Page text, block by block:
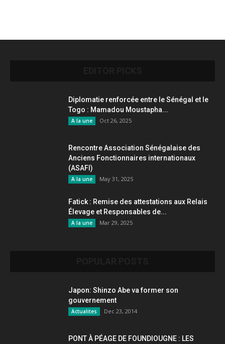
Diplomatie renforcée entre le Sénégal et le
Togo : Mamadou Moustapha...
A la une Oct 26, 2025
Rencontre Association Sénégalaise des
Anciens Fonctionnaires internationaux
(ASAFI)
A la une May 31, 2025
Fatick : Remise des attestations aux Relais
Élevage et Responsables de...
A la une Mar 29, 2025
Japon: Shinzo Abe va former son
gouvernement
Actualites Dec 23, 2014
PONT À PÉAGE DE FOUNDIOUGNE : LES